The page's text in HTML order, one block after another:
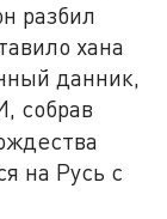
разбил
хана
данник,
собрав
на Русь с